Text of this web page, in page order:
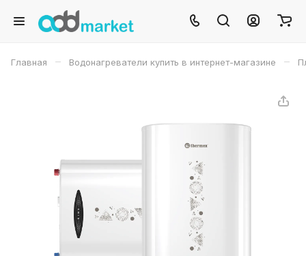
Главная – Водонагреватели купить в интернет-магазине –